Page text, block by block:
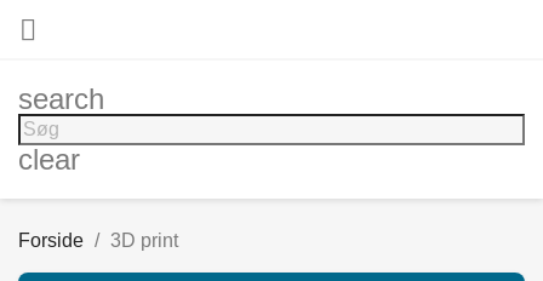

search
clear
Forside 3D print